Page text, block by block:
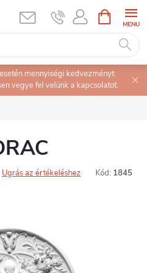
KOSÁR
mennyiségi kedvezményt
vegye fel velünk a kapcsolatot.
Ugrás az értékeléshez Kód: 1845